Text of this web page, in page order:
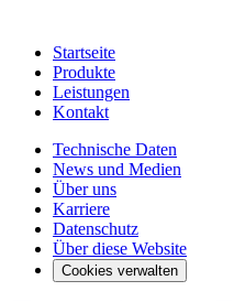
Startseite
Produkte
Leistungen
Kontakt
Technische Daten
News und Medien
Über uns
Karriere
Datenschutz
Über diese Website
Cookies verwalten